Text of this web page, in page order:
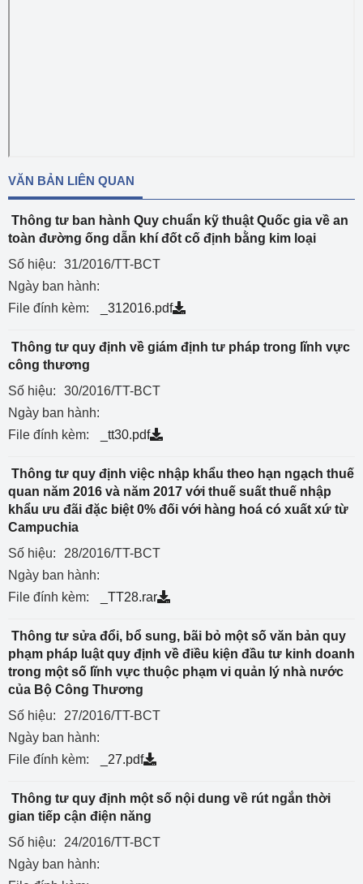
VĂN BẢN LIÊN QUAN
Thông tư ban hành Quy chuẩn kỹ thuật Quốc gia về an
toàn đường ống dẫn khí đốt cố định bằng kim loại
Số hiệu:
31/2016/TT-BCT
Ngày ban hành:
File đính kèm:
_312016.pdf
Thông tư quy định về giám định tư pháp trong lĩnh vực
công thương
Số hiệu:
30/2016/TT-BCT
Ngày ban hành:
File đính kèm:
_tt30.pdf
Thông tư quy định việc nhập khẩu theo hạn ngạch thuế
quan năm 2016 và năm 2017 với thuế suất thuế nhập
khẩu ưu đãi đặc biệt 0% đối với hàng hoá có xuất xứ từ
Campuchia
Số hiệu:
28/2016/TT-BCT
Ngày ban hành:
File đính kèm:
_TT28.rar
Thông tư sửa đổi, bổ sung, bãi bỏ một số văn bản quy
phạm pháp luật quy định về điều kiện đầu tư kinh doanh
trong một số lĩnh vực thuộc phạm vi quản lý nhà nước
của Bộ Công Thương
Số hiệu:
27/2016/TT-BCT
Ngày ban hành:
File đính kèm:
_27.pdf
Thông tư quy định một số nội dung về rút ngắn thời
gian tiếp cận điện năng
Số hiệu:
24/2016/TT-BCT
Ngày ban hành: